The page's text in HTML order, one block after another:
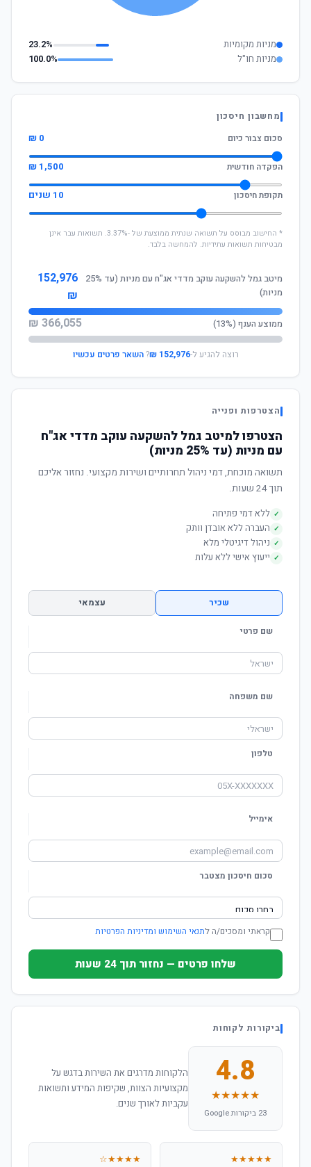
מניות מקומיות
23.2%
מניות חו"ל
100.0%
מחשבון חיסכון
סכום צבור כיום
0 ₪
הפקדה חודשית 1,500 ₪
תקופת חיסכון 10 שנים
* החישוב מבוסס על תשואה שנתית ממוצעת של -3.37%. תשואות עבר אינן
מבטיחות תשואות עתידיות. להמחשה בלבד.
מיטב גמל להשקעה עוקב מדדי אג"ח עם מניות (עד 25%
מניות)
152,976
₪
ממוצע הענף (13%) 366,055 ₪
רוצה להגיע ל-152,976 ₪
?השאר פרטים עכשיו
הצטרפות ופנייה
הצטרפו למיטב גמל להשקעה עוקב מדדי אג"ח
עם מניות (עד 25% מניות)
תשואה מוכחת, דמי ניהול תחרותיים ושירות מקצועי. נחזור אליכם
תוך 24 שעות.
✓ ללא דמי פתיחה
✓ העברה ללא אובדן וותק
✓ ניהול דיגיטלי מלא
✓ ייעוץ אישי ללא עלות
שכיר עצמאי
שם פרטי
שם משפחה
טלפון
אימייל
סכום חיסכון מצטבר
קראתי ומסכים/ה לתנאי השימוש ומדיניות הפרטיות
שלחו פרטים — נחזור תוך 24 שעות
ביקורות לקוחות
4.8
★★★★★
23 ביקורות Google
הלקוחות מדרגים את השירות בדגש על
מקצועיות הצוות, שקיפות המידע ותשואות
עקביות לאורך שנים.
★★★★★
★★★★☆